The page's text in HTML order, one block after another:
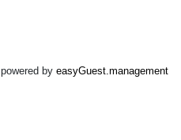
powered by easyGuest.management